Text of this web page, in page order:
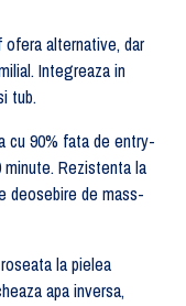
ofera alternative, dar
Integreaza in
tub.
cu 90% fata de entry-
Rezistenta la
deosebire de mass-
la pielea
apa inversa,